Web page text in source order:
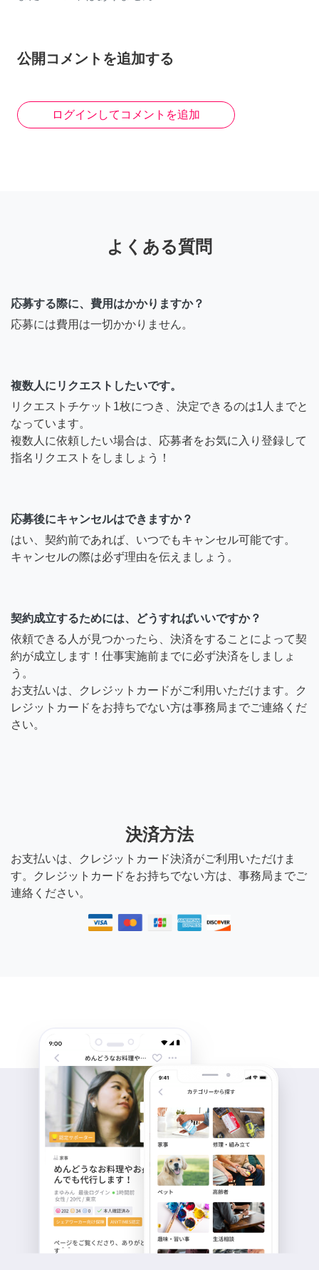
公開コメントを追加する
ログインしてコメントを追加
よくある質問
応募する際に、費用はかかりますか？
応募には費用は一切かかりません。
複数人にリクエストしたいです。
リクエストチケット1枚につき、決定できるのは1人までと
なっています。
複数人に依頼したい場合は、応募者をお気に入り登録して
指名リクエストをしましょう！
応募後にキャンセルはできますか？
はい、契約前であれば、いつでもキャンセル可能です。
キャンセルの際は必ず理由を伝えましょう。
契約成立するためには、どうすればいいですか？
依頼できる人が見つかったら、決済をすることによって契
約が成立します！仕事実施前までに必ず決済をしましょ
う。
お支払いは、クレジットカードがご利用いただけます。ク
レジットカードをお持ちでない方は事務局までご連絡くだ
さい。
決済方法
お支払いは、クレジットカード決済がご利用いただけま
す。クレジットカードをお持ちでない方は、事務局までご
連絡ください。